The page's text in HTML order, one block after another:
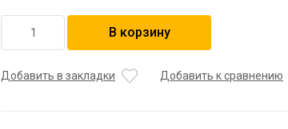
товара
ТВЭЛ-
В корзину
Добавить в закладки Добавить к сравнению